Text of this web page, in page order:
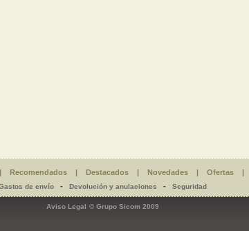
Recomendados| Destacados| Novedades| Ofertas|
de envío- Devolución y anulaciones - Seguridad
Aviso Legal © Grupo Sicom 2009